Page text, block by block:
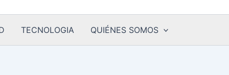
TECNOLOGIA QUIÉNES SOMOS